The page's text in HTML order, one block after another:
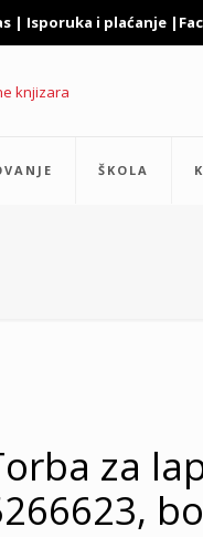
| Isporuka i plaćanje |
ŠKOLA
za